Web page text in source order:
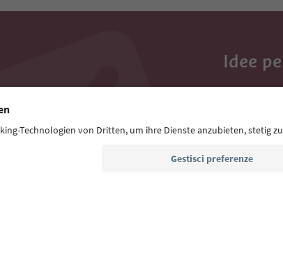
Idee
Con la
Indirizzo e-mail*